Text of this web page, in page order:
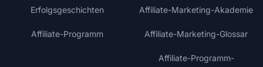
Erfolgsgeschichten
Affiliate-Programm
Affiliate-Marketing-Akademie
Affiliate-Marketing-Glossar
Affiliate-Programm-